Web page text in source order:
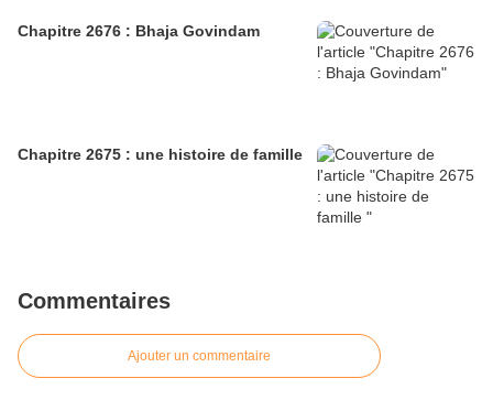
Chapitre 2676 : Bhaja Govindam
Chapitre 2675 : une histoire de famille
Commentaires
Ajouter un commentaire